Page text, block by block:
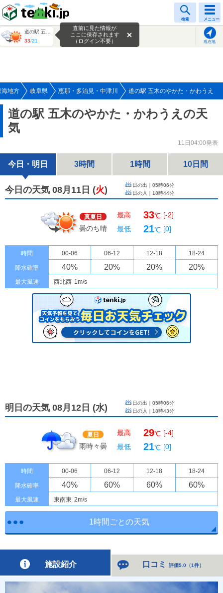
検索 メニュー
33/21 現在地
直前に見た情報が
ここに保存されます
（ログイン不要）
海地方 岐阜県 恵那・多治見・中津川 道の駅 五木のやかた・かわうえ
道の駅 五木のやかた・かわうえの天
気
11日04:00発表
今日・明日 3時間 1時間 10日間
今日の天気 08月11日 (火) 日の出｜ 05時06分
日の入｜ 18時44分
真夏日
曇のち晴
最高 33℃ [-2]
最低
21℃ [0]
時間 00-06 06-12 12-18 18-24
降水確率 40% 20% 20% 20%
最大風速 西北西 1m/s
明日の天気 08月12日 (水) 日の出｜ 05時06分
日の入｜ 18時43分
夏日
雨時々曇
最高 29℃ [-4]
最低
21℃ [0]
時間 00-06 06-12 12-18 18-24
降水確率 40% 60% 60% 60%
最大風速 東南東 2m/s
1時間ごとの天気
施設紹介 口コミ 評価5.0 （1件）